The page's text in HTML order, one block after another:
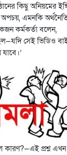
কিছু অনিয়মের
অপচয়, এমনকি
কর্মকর্তা বলেন,
সেই ভিডিও
প্রশ্ন এখন